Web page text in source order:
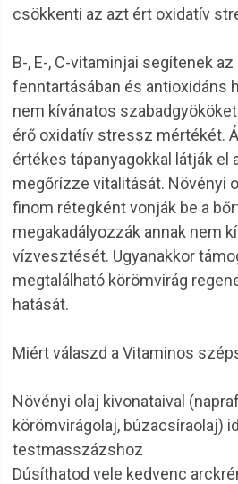
csökkenti az azt ért oxidatív
B-, E-, C-vitaminjai segítenek
fenntartásában és antioxidáns
nem kívánatos
érő oxidatív stressz mértékét.
értékes tápanyagokkal látják el
megőrízze vitalitását. Növényi
finom rétegként vonják be a
megakadályozzák annak nem
vízvesztését. Ugyanakkor
megtalálható körömvirág
hatását.
Miért válaszd a Vitaminos
Növényi olaj kivonataival
körömvirágolaj, búzacsíraolaj)
testmasszázshoz
Dúsíthatod vele kedvenc